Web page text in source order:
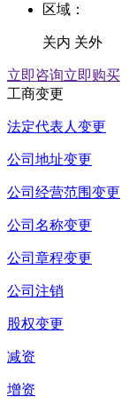
区域：
关内 关外
立即咨询立即购买
工商变更
法定代表人变更
公司地址变更
公司经营范围变更
公司名称变更
公司章程变更
公司注销
股权变更
减资
增资